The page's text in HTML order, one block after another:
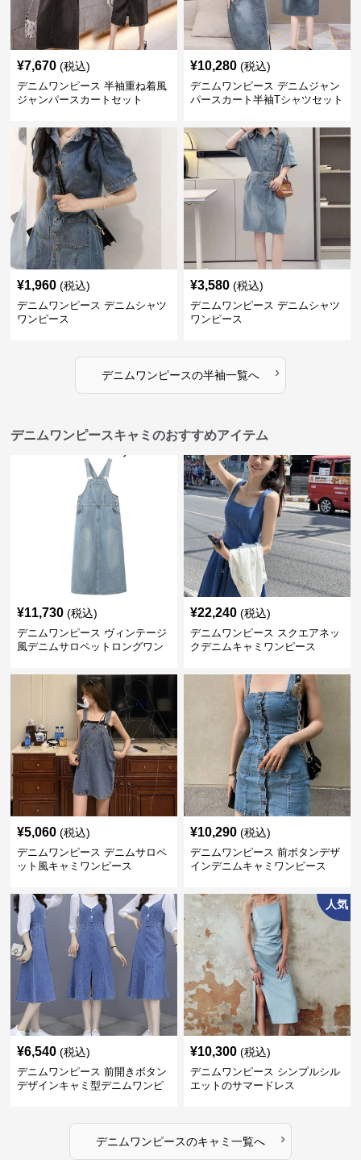
¥7,670 (税込)
デニムワンピース 半袖重ね着風
ジャンパースカートセット
¥10,280 (税込)
デニムワンピース デニムジャン
パースカート半袖Tシャツセット
¥1,960 (税込)
デニムワンピース デニムシャツ
ワンピース
¥3,580 (税込)
デニムワンピース デニムシャツ
ワンピース
デニムワンピースの半袖一覧へ ›
デニムワンピースキャミのおすすめアイテム
¥11,730 (税込)
デニムワンピース ヴィンテージ
風デニムサロペットロングワン
¥22,240 (税込)
デニムワンピース スクエアネッ
クデニムキャミワンピース
¥5,060 (税込)
デニムワンピース デニムサロペ
ット風キャミワンピース
¥10,290 (税込)
デニムワンピース 前ボタンデザ
インデニムキャミワンピース
¥6,540 (税込)
デニムワンピース 前開きボタン
デザインキャミ型デニムワンピ
人気
¥10,300 (税込)
デニムワンピース シンプルシル
エットのサマードレス
デニムワンピースのキャミ 一覧へ ›